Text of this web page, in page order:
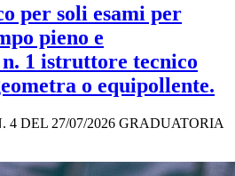
per soli esami per
pieno e
1 istruttore tecnico
o equipollente.
4 DEL 27/07/2026 GRADUATORIA